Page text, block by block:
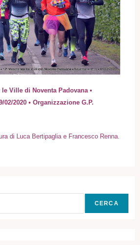
le Ville di Noventa Padovana •
02/2020 • Organizzazione G.P.
di Luca Bertipaglia e Francesco Renna.
CERCA